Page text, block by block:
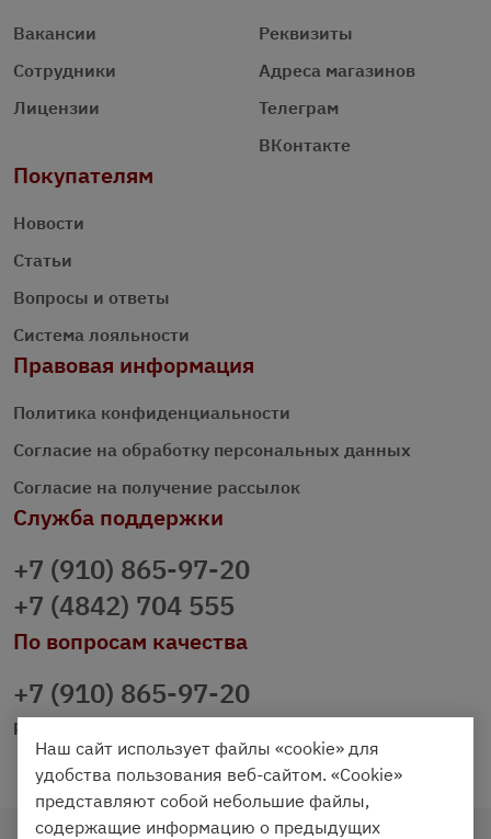
Вакансии
Сотрудники
Лицензии
Реквизиты
Адреса магазинов
Телеграм
ВКонтакте
Покупателям
Новости
Статьи
Вопросы и ответы
Система лояльности
Правовая информация
Политика конфиденциальности
Согласие на обработку персональных данных
Согласие на получение рассылок
Служба поддержки
+7 (910) 865-97-20
+7 (4842) 704 555
По вопросам качества
+7 (910) 865-97-20
prazdnichniy40@palmi.ru
Наш сайт использует файлы «cookie» для
удобства пользования веб-сайтом. «Cookie»
представляют собой небольшие файлы,
содержащие информацию о предыдущих